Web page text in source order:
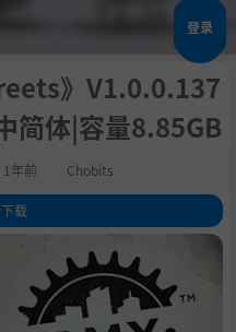
登录
》V1.0.0.137
简体|容量8.85GB
1年前 Chobits
载